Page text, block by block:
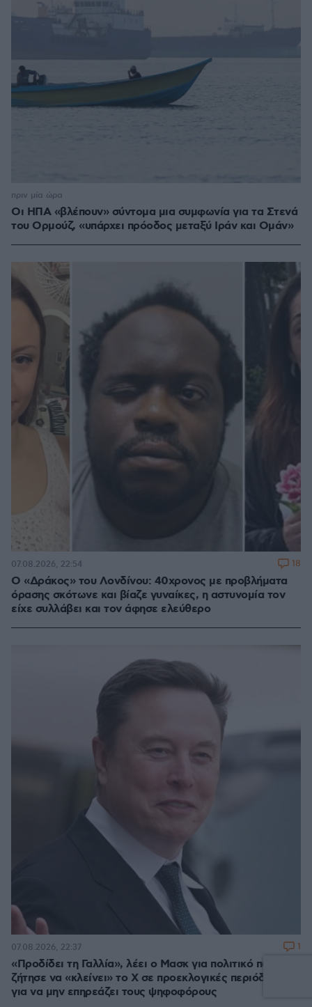
Οι ΗΠΑ «βλέπουν» σύντομα μια συμφωνία για τα Στενά
του Ορμούζ, «υπάρχει πρόοδος μεταξύ Ιράν και Ομάν»
πριν μία ώρα
Ο «Δράκος» του Λονδίνου: 40χρονος με προβλήματα
όρασης σκότωνε και βίαζε γυναίκες, η αστυνομία τον
είχε συλλάβει και τον άφησε ελεύθερο
07.08.2026, 22:54 18
«Προδίδει τη Γαλλία», λέει ο Μασκ για πολιτικό που
ζήτησε να «κλείνει» το X σε προεκλογικές περιόδους
για να μην επηρεάζει τους ψηφοφόρους
07.08.2026, 22:37 1